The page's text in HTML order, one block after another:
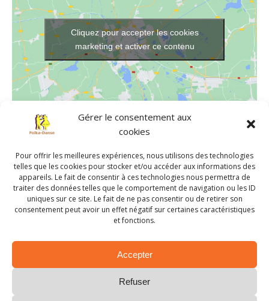
Gérer le consentement aux
cookies
Pour offrir les meilleures expériences, nous utilisons des technologies
telles que les cookies pour stocker et/ou accéder aux informations des
appareils. Le fait de consentir à ces technologies nous permettra de
traiter des données telles que le comportement de navigation ou les ID
uniques sur ce site. Le fait de ne pas consentir ou de retirer son
consentement peut avoir un effet négatif sur certaines caractéristiques
et fonctions.
Accepter
Refuser
Salle de danse de Chavagnes-en-Paillers
639 rue Jean de Suzannet
Chavagnes-en-Paillers, 85250 France + Google Map
Cliquez pour accepter les cookies
marketing et activer ce contenu
Atelier de danses traditionnelles Atelier de danses traditionnelles